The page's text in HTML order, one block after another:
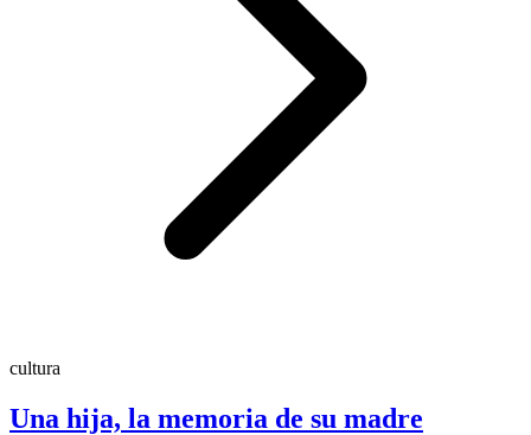
cultura
Una hija, la memoria de su madre